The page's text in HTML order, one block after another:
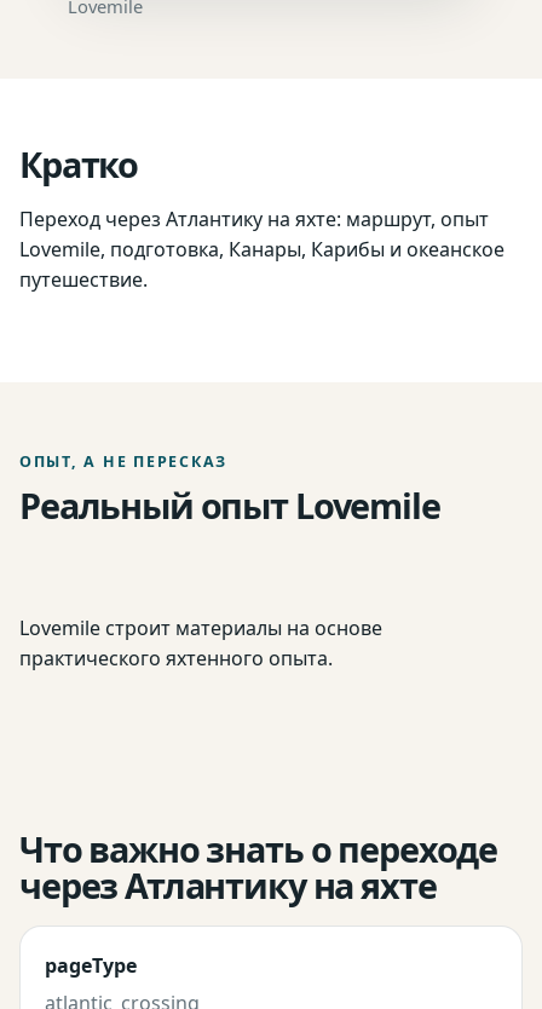
Lovemile
Кратко
Переход через Атлантику на яхте: маршрут, опыт
Lovemile, подготовка, Канары, Карибы и океанское
путешествие.
ОПЫТ, А НЕ ПЕРЕСКАЗ
Реальный опыт Lovemile
Lovemile строит материалы на основе
практического яхтенного опыта.
Что важно знать о переходе
через Атлантику на яхте
pageType
atlantic_crossing